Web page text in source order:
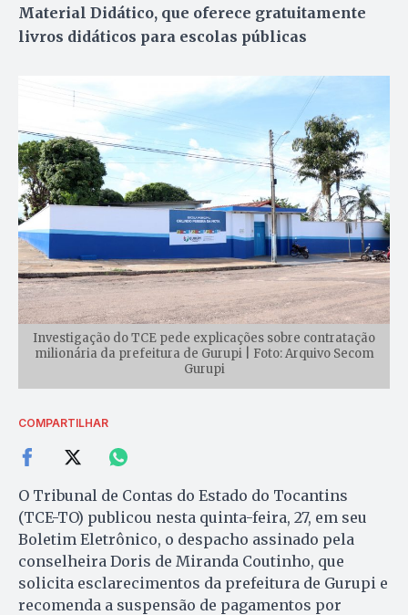
Material Didático, que oferece gratuitamente
livros didáticos para escolas públicas
Investigação do TCE pede explicações sobre contratação
milionária da prefeitura de Gurupi | Foto: Arquivo Secom
Gurupi
COMPARTILHAR
O Tribunal de Contas do Estado do Tocantins
(TCE-TO) publicou nesta quinta-feira, 27, em seu
Boletim Eletrônico, o despacho assinado pela
conselheira Doris de Miranda Coutinho, que
solicita esclarecimentos da prefeitura de Gurupi e
recomenda a suspensão de pagamentos por